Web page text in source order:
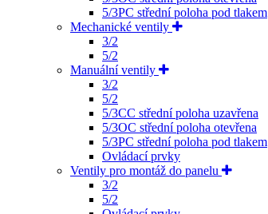
5/3PC střední poloha pod tlakem
Mechanické ventily
3/2
5/2
Manuální ventily
3/2
5/2
5/3CC střední poloha uzavřena
5/3OC střední poloha otevřena
5/3PC střední poloha pod tlakem
Ovládací prvky
Ventily pro montáž do panelu
3/2
5/2